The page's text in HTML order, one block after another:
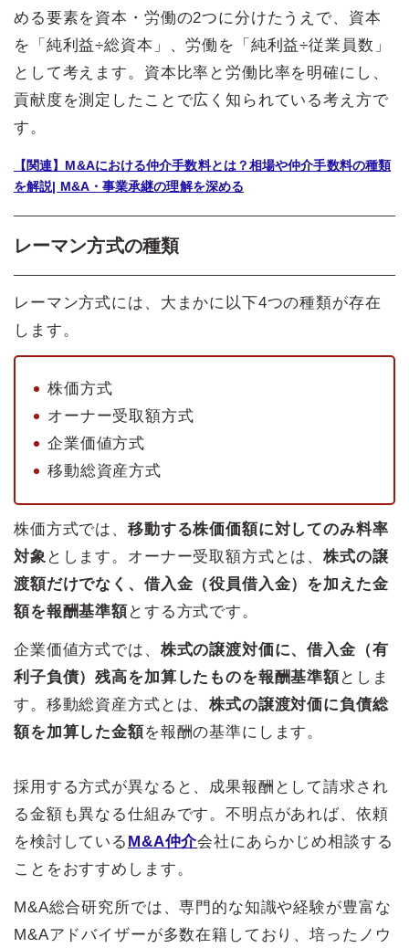
める要素を資本・労働の2つに分けたうえで、資本
を「純利益÷総資本」、労働を「純利益÷従業員数」
として考えます。資本比率と労働比率を明確にし、
貢献度を測定したことで広く知られている考え方で
す。
【関連】M&Aにおける仲介手数料とは？相場や仲介手数料の種類
を解説| M&A・事業承継の理解を深める
レーマン方式の種類
レーマン方式には、大まかに以下4つの種類が存在
します。
株価方式
オーナー受取額方式
企業価値方式
移動総資産方式
株価方式では、 移動する株価価額に対してのみ料率
対象 とします。オーナー受取額方式とは、株式の譲
渡額だけでなく、借入金（役員借入金）を加えた金
額を報酬基準額とする方式です。
企業価値方式では、 株式の譲渡対価に、借入金（有
利子負債）残高を加算したものを報酬基準額としま
す。移動総資産方式とは、株式の譲渡対価に負債総
額を加算した金額を報酬の基準にします。
採用する方式が異なると、成果報酬として請求され
る金額も異なる仕組みです。不明点があれば、依頼
を検討している M&A仲介会社にあらかじめ相談する
ことをおすすめします。
M&A総合研究所では、専門的な知識や経験が豊富な
M&Aアドバイザーが多数在籍しており、培ったノウ